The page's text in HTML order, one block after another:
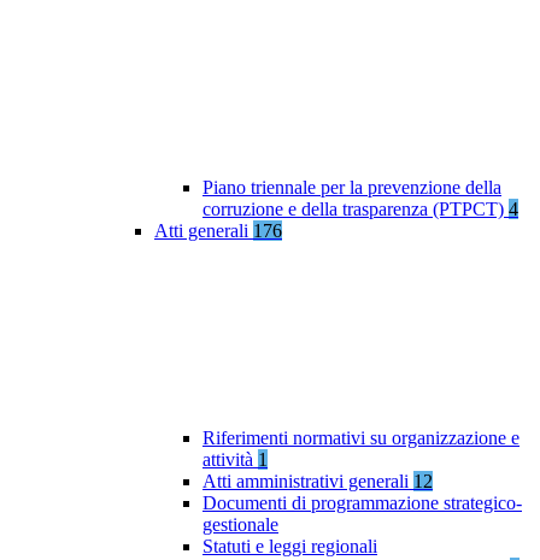
Piano triennale per la prevenzione della
corruzione e della trasparenza (PTPCT) 4
Atti generali 176
Riferimenti normativi su organizzazione e
attività 1
Atti amministrativi generali 12
Documenti di programmazione strategico-
gestionale
Statuti e leggi regionali